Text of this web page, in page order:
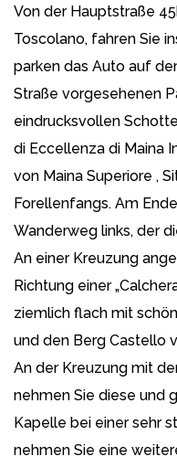
Von der Hauptstraße
Toscolano, fahren Sie
parken das Auto auf
Straße vorgesehenen
eindrucksvollen
di Eccellenza di Maina
von Maina Superiore ,
Forellenfangs. Am
Wanderweg links, der
An einer Kreuzung
Richtung einer
ziemlich flach mit
und den Berg Castello
An der Kreuzung mit
nehmen Sie diese und
Kapelle bei einer sehr
nehmen Sie eine